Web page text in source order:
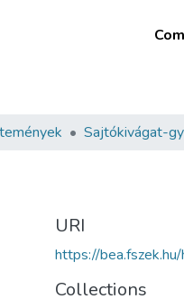
Sajtókivágat-
URI
https://
Collections